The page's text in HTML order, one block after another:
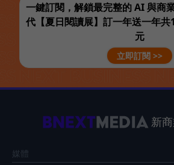
一鍵訂閱，解鎖最完整的 AI 與商
代【夏日閱讀展】訂一年送一年
元
立即訂閱 >>
新
媒體